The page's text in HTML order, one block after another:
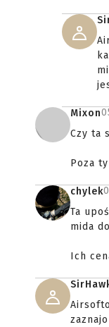
Mixon
Czy ta
Poza
chylek
Ta
mida
Ich